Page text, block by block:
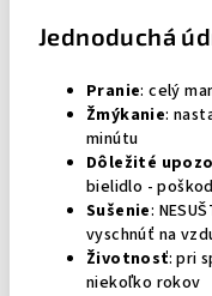
Jednoduchá
Pranie: celý
Žmýkanie:
minútu
Dôležité
bielidlo -
Sušenie:
vyschnúť na
Životnosť: pri
niekoľko rokov